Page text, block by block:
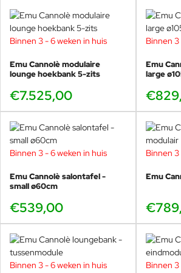
minuut laten
overvloedig
een afstand
cm van het
drukapparatuur
Wanneer nodig
herhalen.
Cristell / Gargano
Emanuel Gargano werd geboren in Assisi, in
ook vandaan komt, Umbrië.
Het landschap
emotioneel getraind, hij woont hier dan ook
hem ertoe gebracht om wel zijn studio in
terwijl hij zelf dus in Italië woont. Het is
activiteit te beperken tot alleen de
werk varieert van architectuur tot
hedendaagse kunst tot de studie van licht.
Binnen 3 - 6 weken in huis
Emu Cannolè modulaire
lounge hoekbank 5-zits
€7.525,00
Binnen
Emu
large
Binnen 3 - 6 weken in huis
Emu Cannolè salontafel -
small ø60cm
€539,00
Binnen
Emu
Binnen 3 - 6 weken in huis Binnen